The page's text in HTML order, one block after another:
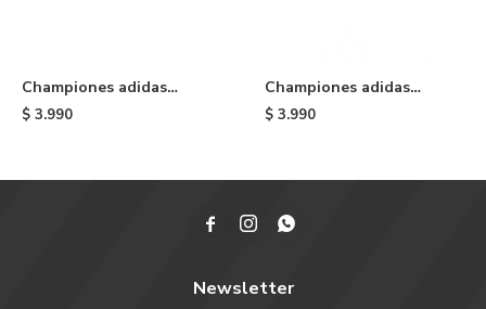
Championes adidas
Superstar II de niño -
$ 3.990
Championes adidas
Superstar II de niño -
$ 3.990
  
Newsletter